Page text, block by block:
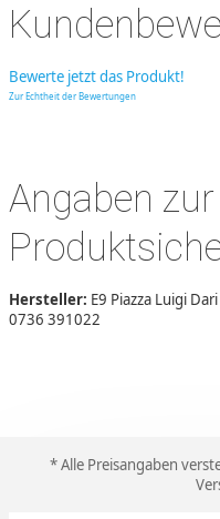
Bewerte jetzt das Produkt!
Zur Echtheit der Bewertungen
Angaben zur
Hersteller: E9 Piazza Luigi
0736 391022
* Alle Preisangaben